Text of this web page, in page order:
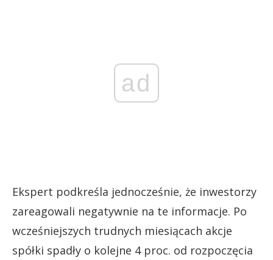
ad
Ekspert podkreśla jednocześnie, że inwestorzy
zareagowali negatywnie na te informacje. Po
wcześniejszych trudnych miesiącach akcje
spółki spadły o kolejne 4 proc. od rozpoczęcia